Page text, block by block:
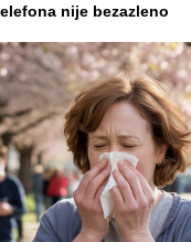
nije bezazleno